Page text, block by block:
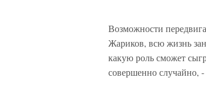
Возможности
Жариков, всю жизнь
какую роль сможет
совершенно случайно,